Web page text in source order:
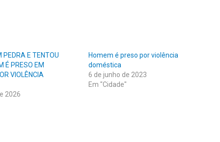
PEDRA E TENTOU
É PRESO EM
VIOLÊNCIA
2026
Homem é preso por violência
doméstica
6 de junho de 2023
Em "Cidade"